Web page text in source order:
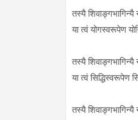
तस्यै
या त्वं योगस्वरूपेण
तस्यै
या त्वं सिद्धिस्वरूपेण
तस्यै